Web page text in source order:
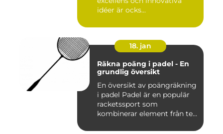
idéer är ocks...
18. jan
Räkna poäng i padel - En
grundlig översikt
En översikt av poängräkning
i padel Padel är en populär
racketssport som
kombinerar element från te...